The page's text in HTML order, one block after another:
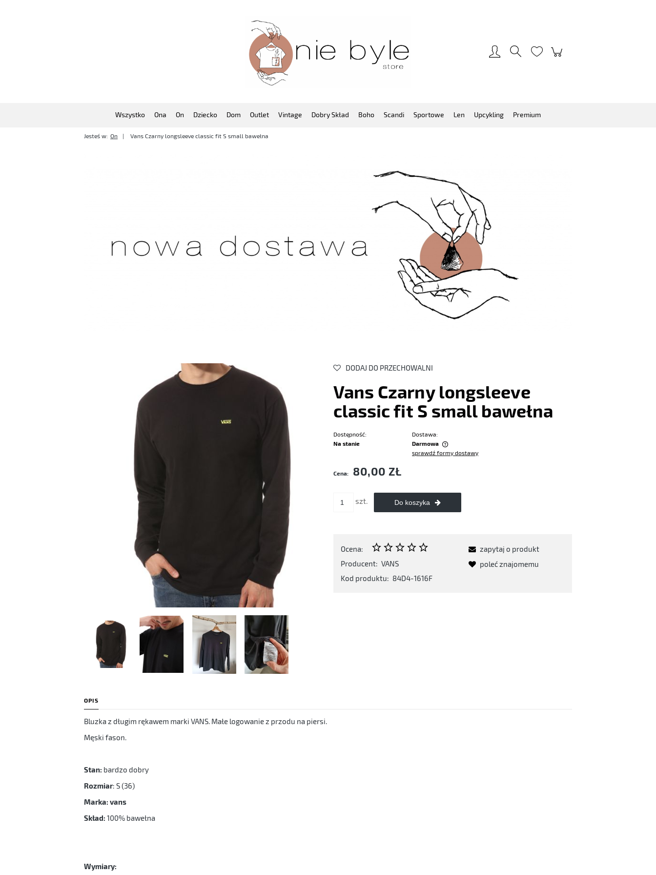
Wszystko Ona On Dziecko Dom Outlet Vintage Dobry Skład Boho Scandi Sportowe Len Upcykling Premium
Jesteś w: On Vans Czarny longsleeve classic fit S small bawełna
DODAJ DO PRZECHOWALNI
Vans Czarny longsleeve
classic fit S small bawełna
Dostępność:
Na stanie
Dostawa:
Darmowa
płatności
sprawdź formy dostawy
Cena: 80,00 ZŁ
szt. Do koszyka
Ocena:
Producent: VANS
Kod produktu: 84D4-1616F
zapytaj o produkt
poleć znajomemu
OPIS
Bluzka z długim rękawem marki VANS. Małe logowanie z przodu na piersi.
Męski fason.
Stan: bardzo dobry
Rozmiar: S (36)
Marka: vans
Skład: 100% bawełna
Wymiary: